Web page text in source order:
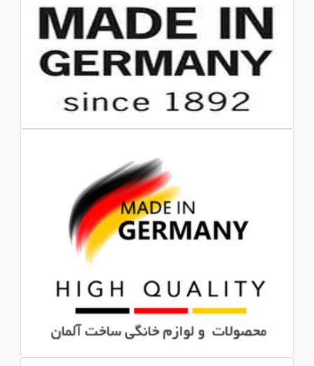
ایران /عراق/ نیجریه /پاکستان/ سومالی / سریلانکا
کانال
GermanEurope@